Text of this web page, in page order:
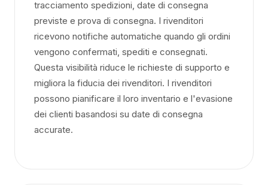
tracciamento spedizioni, date di consegna
previste e prova di consegna. I rivenditori
ricevono notifiche automatiche quando gli ordini
vengono confermati, spediti e consegnati.
Questa visibilità riduce le richieste di supporto e
migliora la fiducia dei rivenditori. I rivenditori
possono pianificare il loro inventario e l'evasione
dei clienti basandosi su date di consegna
accurate.